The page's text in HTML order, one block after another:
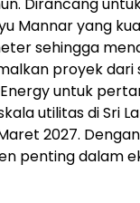
Dirancang
Mannar yang
sehingga
proyek dari
untuk
utilitas di Sri
2027.
penting dalam